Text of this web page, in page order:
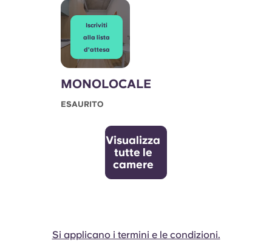
Iscriviti
alla lista
d'attesa
MONOLOCALE
ESAURITO
Visualizza
tutte le
camere
Si applicano i termini e le condizioni.